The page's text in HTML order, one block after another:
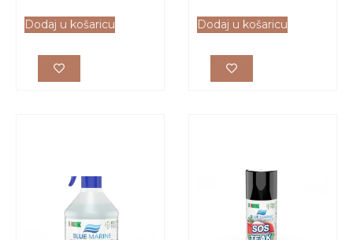
Dodaj u košaricu Dodaj u košaricu